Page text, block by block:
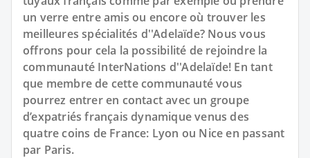
un verre entre amis ou encore où trouver les
meilleures spécialités d''Adelaïde? Nous vous
offrons pour cela la possibilité de rejoindre la
communauté InterNations d''Adelaïde! En tant
que membre de cette communauté vous
pourrez entrer en contact avec un groupe
d’expatriés français dynamique venus des
quatre coins de France: Lyon ou Nice en passant
par Paris.